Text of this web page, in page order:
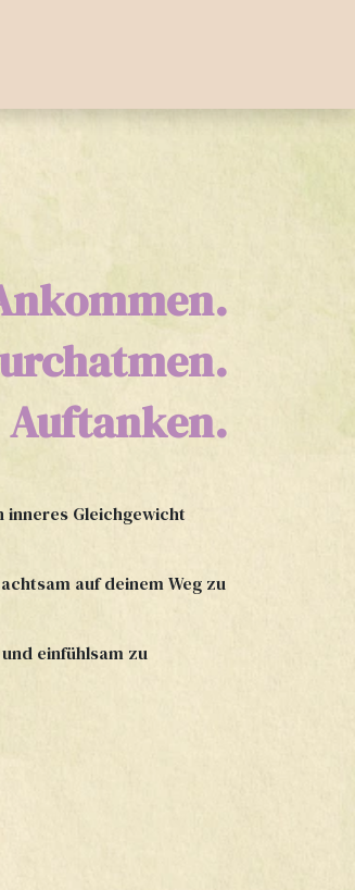
Auftanken.
inneres Gleichgewicht
auf deinem Weg zu
einfühlsam zu